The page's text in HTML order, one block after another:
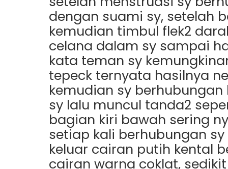
dengan suami sy, setelah
kemudian timbul flek2
celana dalam sy sampai
kata teman sy
tepeck ternyata hasilnya
kemudian sy
sy lalu muncul tanda2
bagian kiri bawah sering
setiap kali berhubungan
keluar cairan putih kental
cairan warna coklat,